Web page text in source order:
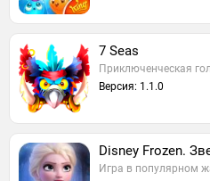
7 Seas
Приключенческая
Версия: 1.1.0
Disney Frozen.
Игра в популярном